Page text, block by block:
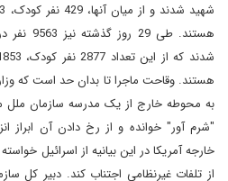
هستند.
هستند. وقاحت ماجرا تا بدان حد است که
به محوطه خارج از یک مدرسه سازمان ملل
"شرم آور" خوانده و از رخ دادن آن ابراز
خارجه آمریکا در این بیانیه از اسرائیل
از تلفات غیرنظامی اجتناب کند. دبیر کل